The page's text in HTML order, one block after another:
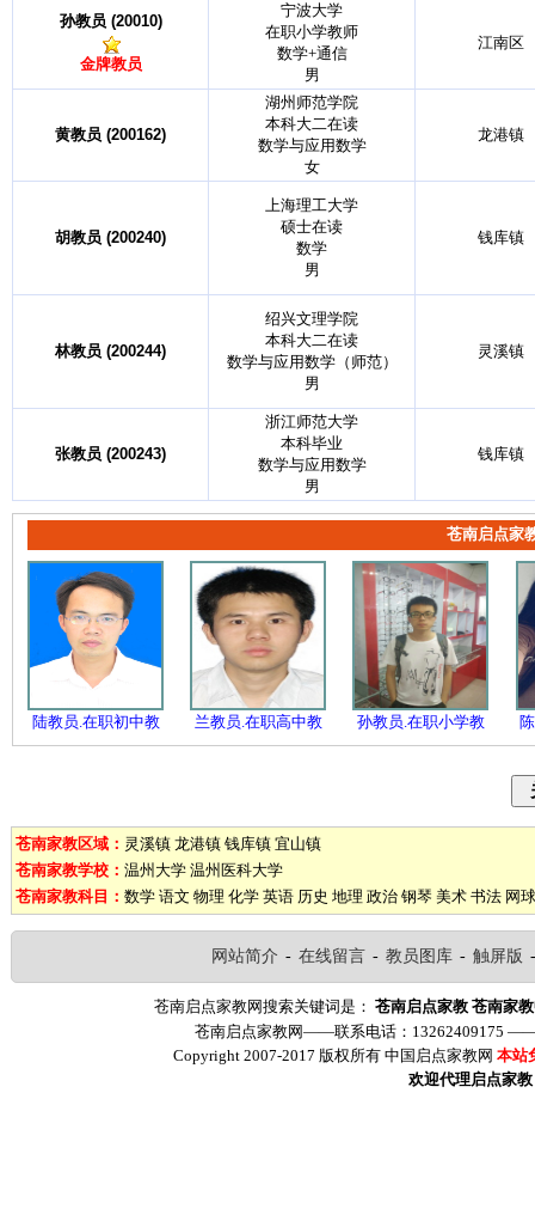
孙教员 (20010)
金牌教员
宁波大学
在职小学教师
数学+通信
男
江南区
黄教员 (200162)
湖州师范学院
本科大二在读
数学与应用数学
女
龙港镇
胡教员 (200240)
上海理工大学
硕士在读
数学
男
钱库镇
林教员 (200244)
绍兴文理学院
本科大二在读
数学与应用数学（师范）
男
灵溪镇
张教员 (200243)
浙江师范大学
本科毕业
数学与应用数学
男
钱库镇
苍南启点家
陆教员.在职初中教 兰教员.在职高中教 孙教员.在职小学教
苍南家教区域： 灵溪镇 龙港镇 钱库镇 宜山镇
苍南家教学校： 温州大学 温州医科大学
苍南家教科目： 数学 语文 物理 化学 英语 历史 地理 政治 钢琴 美术 书法 网球
网站简介 - 在线留言 - 教员图库 - 触屏版
苍南启点家教网搜索关键词是： 苍南启点家教 苍南家
苍南启点家教网——联系电话：13262409175
Copyright 2007-2017 版权所有 中国启点家教网 本站
欢迎代理启点家